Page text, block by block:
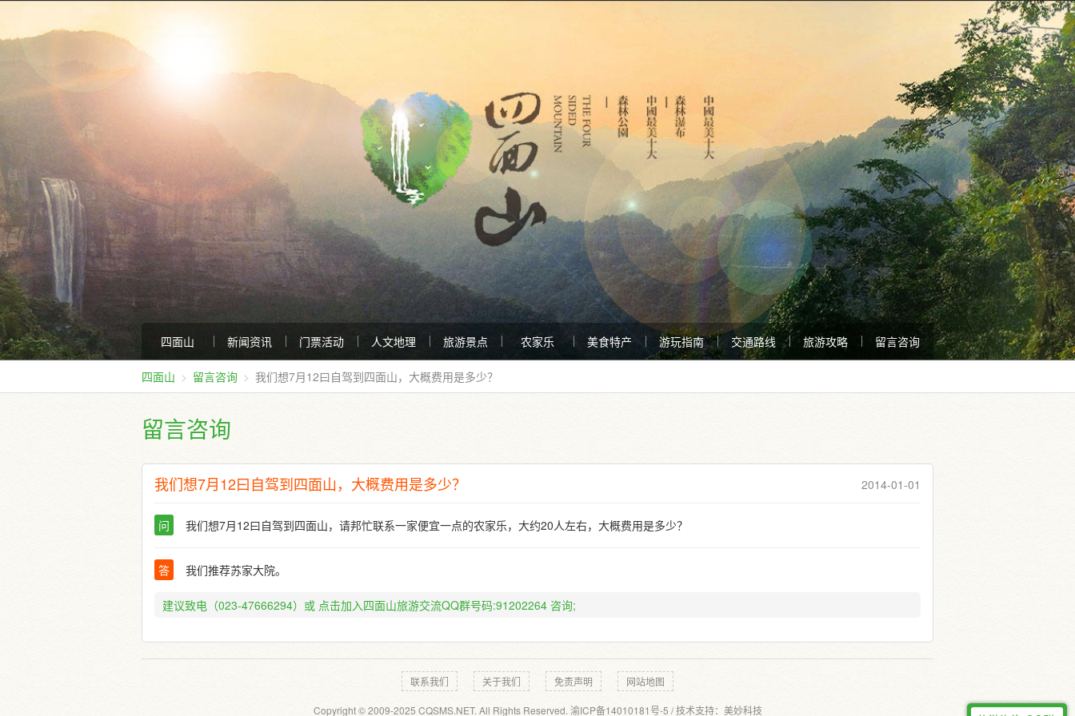
四面山 新闻资讯 门票活动 人文地理 旅游景点 农家乐 美食特产 游玩指南 交通路线 旅游攻略 留言咨询
四面山 留言咨询 我们想7月12曰自驾到四面山，大概费用是多少？
留言咨询
我们想7月12曰自驾到四面山，大概费用是多少？ 2014-01-01
问 我们想7月12曰自驾到四面山，请邦忙联系一家便宜一点的农家乐，大约20人左右，大概费用是多少？
答 我们推荐苏家大院。
建议致电（023-47666294）或 点击加入四面山旅游交流QQ群号码:91202264 咨询;
联系我们 关于我们 免责声明 网站地图
Copyright © 2009-2025 CQSMS.NET. All Rights Reserved. 渝ICP备14010181号-5 / 技术支持： 美妙科技